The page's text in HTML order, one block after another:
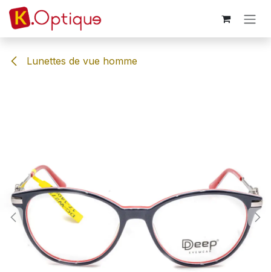
Se rendre au contenu
Lunettes de vue homme